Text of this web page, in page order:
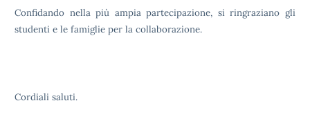
Confidando nella più ampia partecipazione, si ringraziano gli
studenti e le famiglie per la collaborazione.
Cordiali saluti.